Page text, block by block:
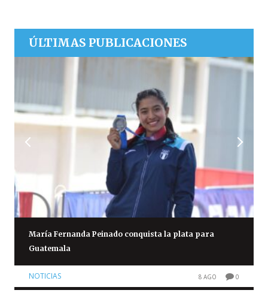
ÚLTIMAS PUBLICACIONES
María Fernanda Peinado conquista la plata para
Guatemala
NOTICIAS 8 AGO 0